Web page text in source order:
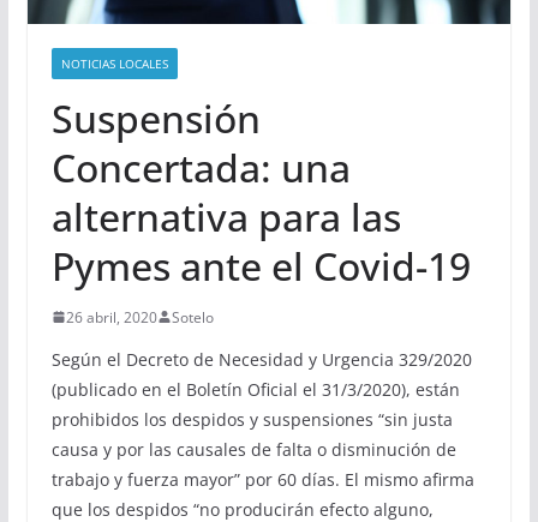
NOTICIAS LOCALES
Suspensión
Concertada: una
alternativa para las
Pymes ante el Covid-19
26 abril, 2020 Sotelo
Según el Decreto de Necesidad y Urgencia 329/2020
(publicado en el Boletín Oficial el 31/3/2020), están
prohibidos los despidos y suspensiones “sin justa
causa y por las causales de falta o disminución de
trabajo y fuerza mayor” por 60 días. El mismo afirma
que los despidos “no producirán efecto alguno,